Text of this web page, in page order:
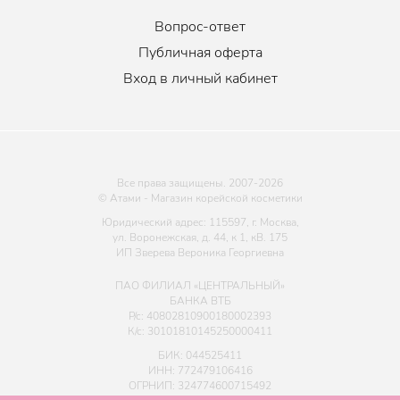
Вопрос-ответ
Публичная оферта
Вход в личный кабинет
Все права защищены. 2007-2026
© Атами - Магазин корейской косметики
Юридический адрес: 115597, г. Москва,
ул. Воронежская, д. 44, к 1, кВ. 175
ИП Зверева Вероника Георгиевна
ПАО ФИЛИАЛ «ЦЕНТРАЛЬНЫЙ»
БАНКА ВТБ
Р/с: 40802810900180002393
К/с: 30101810145250000411
БИК: 044525411
ИНН: 772479106416
ОГРНИП: 324774600715492